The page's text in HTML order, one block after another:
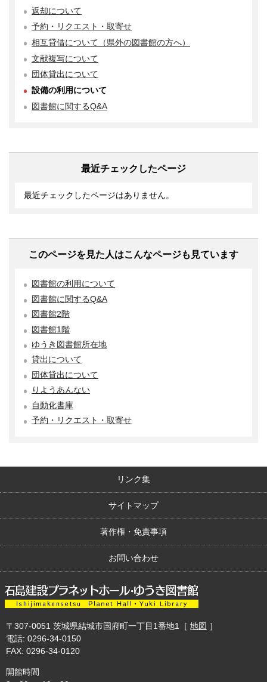
返却について
予約・リクエスト・取寄せ
相互貸借について（県外の図書館の方へ）
文献複写について
団体貸出について
設備の利用について
図書館に関するQ&A
最近チェックしたページ
最近チェックしたページはありません。
このページを見た人はこんなページも見ています
図書館の利用について
図書館に関するQ&A
図書館2階
図書館1階
ゆうき図書館所在地
貸出について
団体貸出について
りようあんない
自動化書庫
予約・リクエスト・取寄せ
リンク集
サイトマップ
著作権・免責事項
お問い合わせ
〒307-0051 茨城県結城市国府町一丁目1番地1 ［ 地図 ］
電話: 0296-34-0150
FAX: 0296-34-0120
開館時間